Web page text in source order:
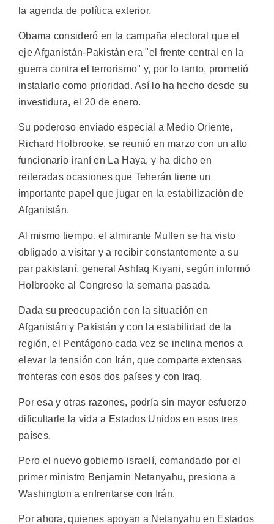
la agenda de política exterior.
Obama consideró en la campaña electoral que el
eje Afganistán-Pakistán era "el frente central en la
guerra contra el terrorismo" y, por lo tanto, prometió
instalarlo como prioridad. Así lo ha hecho desde su
investidura, el 20 de enero.
Su poderoso enviado especial a Medio Oriente,
Richard Holbrooke, se reunió en marzo con un alto
funcionario iraní en La Haya, y ha dicho en
reiteradas ocasiones que Teherán tiene un
importante papel que jugar en la estabilización de
Afganistán.
Al mismo tiempo, el almirante Mullen se ha visto
obligado a visitar y a recibir constantemente a su
par pakistaní, general Ashfaq Kiyani, según informó
Holbrooke al Congreso la semana pasada.
Dada su preocupación con la situación en
Afganistán y Pakistán y con la estabilidad de la
región, el Pentágono cada vez se inclina menos a
elevar la tensión con Irán, que comparte extensas
fronteras con esos dos países y con Iraq.
Por esa y otras razones, podría sin mayor esfuerzo
dificultarle la vida a Estados Unidos en esos tres
países.
Pero el nuevo gobierno israelí, comandado por el
primer ministro Benjamín Netanyahu, presiona a
Washington a enfrentarse con Irán.
Por ahora, quienes apoyan a Netanyahu en Estados